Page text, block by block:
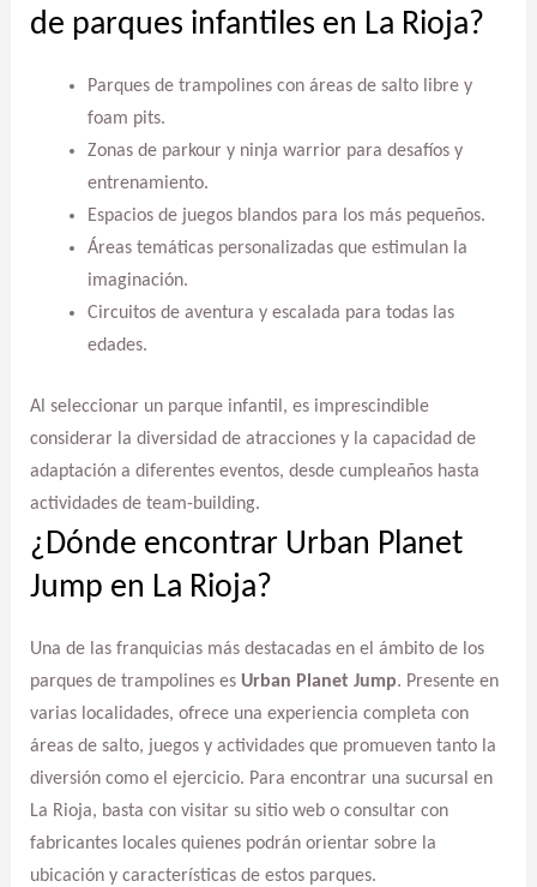
de parques infantiles en La Rioja?
Parques de trampolines con áreas de salto libre y
foam pits.
Zonas de parkour y ninja warrior para desafíos y
entrenamiento.
Espacios de juegos blandos para los más pequeños.
Áreas temáticas personalizadas que estimulan la
imaginación.
Circuitos de aventura y escalada para todas las
edades.
Al seleccionar un parque infantil, es imprescindible
considerar la diversidad de atracciones y la capacidad de
adaptación a diferentes eventos, desde cumpleaños hasta
actividades de team-building.
¿Dónde encontrar Urban Planet
Jump en La Rioja?
Una de las franquicias más destacadas en el ámbito de los
parques de trampolines es Urban Planet Jump. Presente en
varias localidades, ofrece una experiencia completa con
áreas de salto, juegos y actividades que promueven tanto la
diversión como el ejercicio. Para encontrar una sucursal en
La Rioja, basta con visitar su sitio web o consultar con
fabricantes locales quienes podrán orientar sobre la
ubicación y características de estos parques.